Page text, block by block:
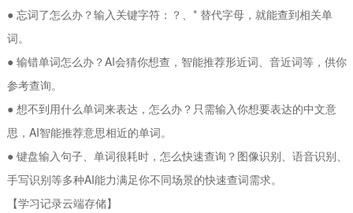
● 忘词了怎么办？输入关键字符：？、* 替代字母，就能查到相关单
词。
● 输错单词怎么办？AI会猜你想查，智能推荐形近词、音近词等，供你
参考查询。
● 想不到用什么单词来表达，怎么办？只需输入你想要表达的中文意
思，AI智能推荐意思相近的单词。
● 键盘输入句子、单词很耗时，怎么快速查询？图像识别、语音识别、
手写识别等多种AI能力满足你不同场景的快速查词需求。
【学习记录云端存储】